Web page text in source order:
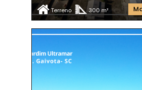
Terreno 300 m²